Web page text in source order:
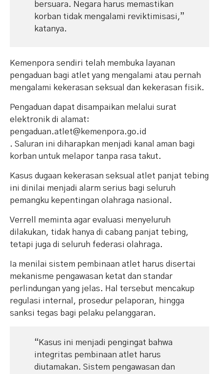
bersuara. Negara harus memastikan
korban tidak mengalami reviktimisasi,”
katanya.
Kemenpora sendiri telah membuka layanan
pengaduan bagi atlet yang mengalami atau pernah
mengalami kekerasan seksual dan kekerasan fisik.
Pengaduan dapat disampaikan melalui surat
elektronik di alamat:
pengaduan.atlet@kemenpora.go.id
. Saluran ini diharapkan menjadi kanal aman bagi
korban untuk melapor tanpa rasa takut.
Kasus dugaan kekerasan seksual atlet panjat tebing
ini dinilai menjadi alarm serius bagi seluruh
pemangku kepentingan olahraga nasional.
Verrell meminta agar evaluasi menyeluruh
dilakukan, tidak hanya di cabang panjat tebing,
tetapi juga di seluruh federasi olahraga.
Ia menilai sistem pembinaan atlet harus disertai
mekanisme pengawasan ketat dan standar
perlindungan yang jelas. Hal tersebut mencakup
regulasi internal, prosedur pelaporan, hingga
sanksi tegas bagi pelaku pelanggaran.
“Kasus ini menjadi pengingat bahwa
integritas pembinaan atlet harus
diutamakan. Sistem pengawasan dan